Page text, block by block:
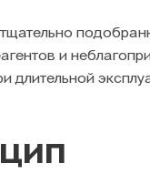
и
длительной